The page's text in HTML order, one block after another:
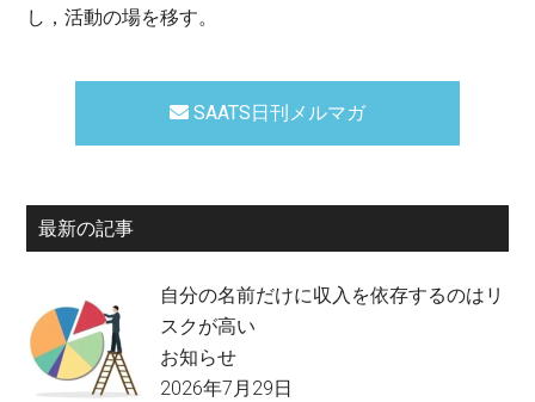
し，活動の場を移す。
SAATS日刊メルマガ
最新の記事
自分の名前だけに収入を依存するのはリ
スクが高い
お知らせ
2026年7月29日